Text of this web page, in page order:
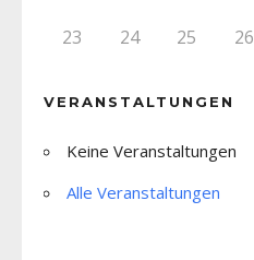
23 24 25 26
VERANSTALTUNGEN
Keine Veranstaltungen
Alle Veranstaltungen